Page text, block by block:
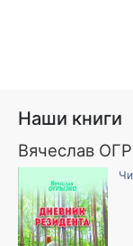
Наши книги
Вячеслав